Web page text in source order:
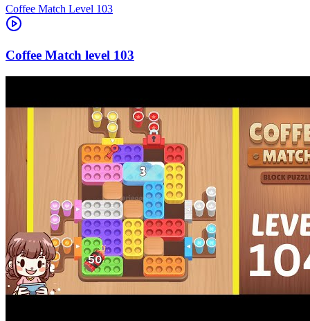
Level 103
103